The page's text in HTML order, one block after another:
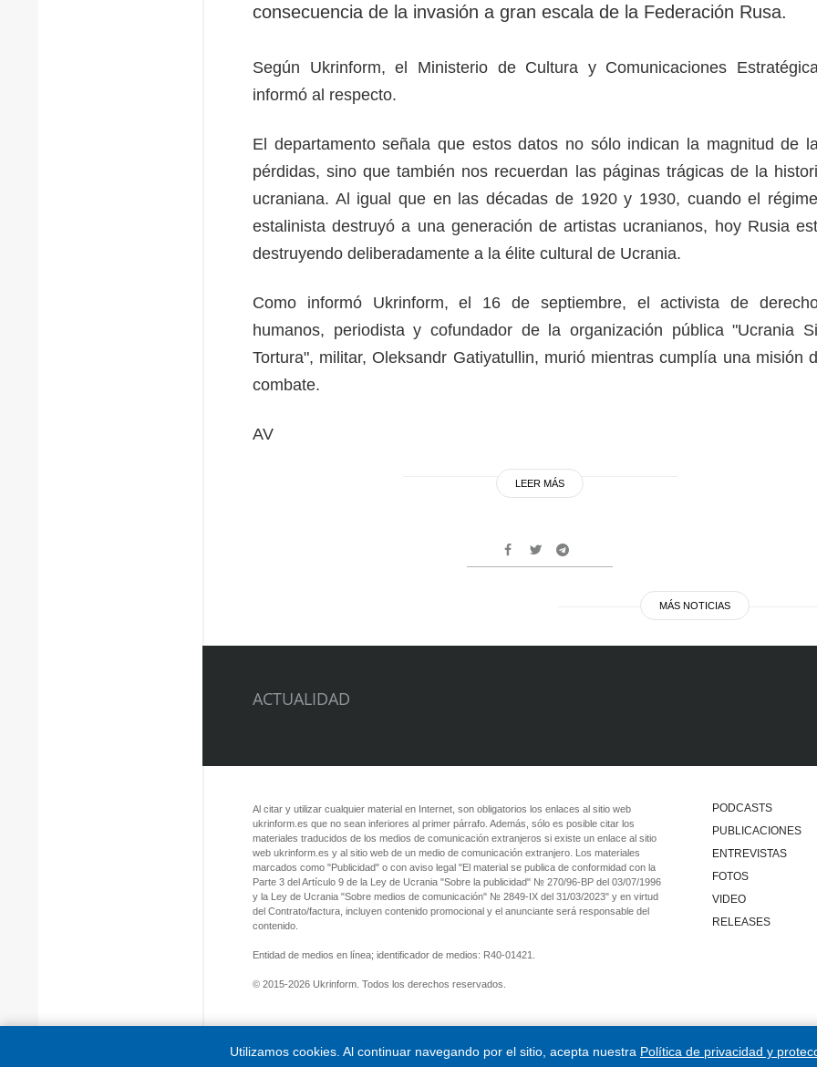
consecuencia de la invasión a gran escala de la Federación Rusa.
Según Ukrinform, el Ministerio de Cultura y Comunicaciones
informó al respecto.
El departamento señala que estos datos no sólo indican la magnitud de
pérdidas, sino que también nos recuerdan las páginas trágicas de la
ucraniana. Al igual que en las décadas de 1920 y 1930, cuando el
estalinista destruyó a una generación de artistas ucranianos, hoy Rusia
destruyendo deliberadamente a la élite cultural de Ucrania.
Como informó Ukrinform, el 16 de septiembre, el activista de
humanos, periodista y cofundador de la organización pública "Ucrania
Tortura", militar, Oleksandr Gatiyatullin, murió mientras cumplía una misión
combate.
AV
LEER MÁS
MÁS NOTICIAS
ACTUALIDAD
PODCASTS
PUBLICACIONES
ENTREVISTAS
FOTOS
VIDEO
RELEASES
Al citar y utilizar cualquier material en Internet, son obligatorios los enlaces al sitio web
ukrinform.es que no sean inferiores al primer párrafo. Además, sólo es posible citar los
materiales traducidos de los medios de comunicación extranjeros si existe un enlace al sitio
web ukrinform.es y al sitio web de un medio de comunicación extranjero. Los materiales
marcados como "Publicidad" o con aviso legal "El material se publica de conformidad con la
Parte 3 del Artículo 9 de la Ley de Ucrania "Sobre la publicidad" № 270/96-ВР del 03/07/1996
y la Ley de Ucrania "Sobre medios de comunicación" № 2849-IX del 31/03/2023" y en virtud
del Contrato/factura, incluyen contenido promocional y el anunciante será responsable del
contenido.
Entidad de medios en línea; identificador de medios: R40-01421.
© 2015-2026 Ukrinform. Todos los derechos reservados.
Utilizamos cookies. Al continuar navegando por el sitio, acepta nuestra Política de privacidad y